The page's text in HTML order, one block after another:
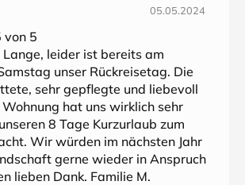
05.05.2024
von 5
Lange, leider ist bereits am
unser Rückreisetag. Die
sehr gepflegte und liebevoll
hat uns wirklich sehr
8 Tage Kurzurlaub zum
Wir würden im nächsten Jahr
gerne wieder in Anspruch
lieben Dank. Familie M.